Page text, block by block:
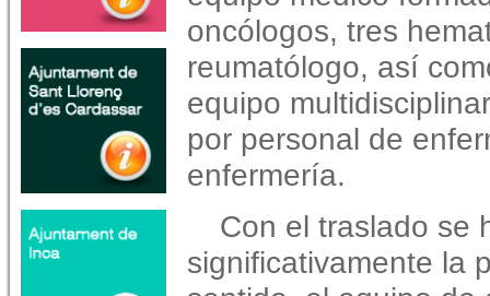
oncólogos, tres
reumatólogo, así
equipo
por personal de
enfermería.
Con el traslado se
significativamente la